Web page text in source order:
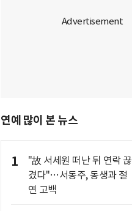
연예 많이 본 뉴스
1
"故 서세원 떠난 뒤 연락 끊
겼다"…서동주, 동생과 절
연 고백